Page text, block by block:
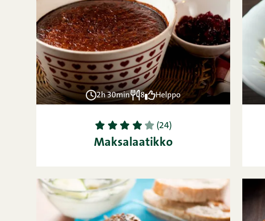
2h 30min 8 Helppo
1 2 3 4 5 (24)
Maksalaatikko